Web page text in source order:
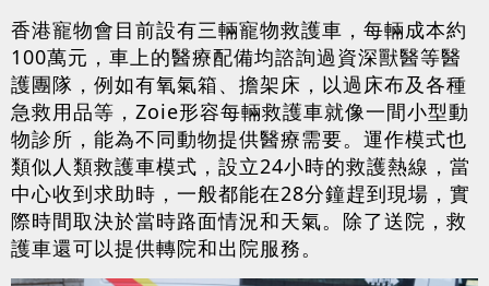
香港寵物會目前設有三輛寵物救護車，每輛成本約
100萬元，車上的醫療配備均諮詢過資深獸醫等醫
護團隊，例如有氧氣箱、擔架床，以過床布及各種
急救用品等，Zoie形容每輛救護車就像一間小型動
物診所，能為不同動物提供醫療需要。運作模式也
類似人類救護車模式，設立24小時的救護熱線，當
中心收到求助時，一般都能在28分鐘趕到現場，實
際時間取決於當時路面情況和天氣。除了送院，救
護車還可以提供轉院和出院服務。